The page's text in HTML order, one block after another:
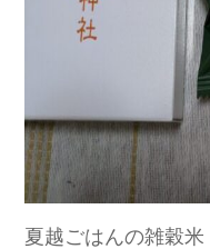
夏越ごはんの雑穀米